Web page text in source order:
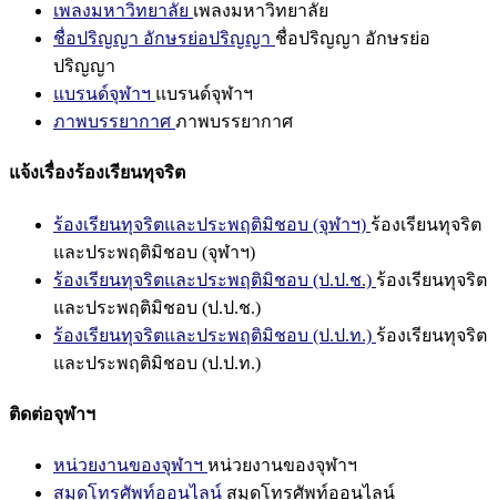
เพลงมหาวิทยาลัย เพลงมหาวิทยาลัย
ชื่อปริญญา อักษรย่อปริญญา ชื่อปริญญา อักษรย่อ
ปริญญา
แบรนด์จุฬาฯ แบรนด์จุฬาฯ
ภาพบรรยากาศ ภาพบรรยากาศ
แจ้งเรื่องร้องเรียนทุจริต
ร้องเรียนทุจริตและประพฤติมิชอบ (จุฬาฯ) ร้องเรียนทุจริต
และประพฤติมิชอบ (จุฬาฯ)
ร้องเรียนทุจริตและประพฤติมิชอบ (ป.ป.ช.) ร้องเรียนทุจริต
และประพฤติมิชอบ (ป.ป.ช.)
ร้องเรียนทุจริตและประพฤติมิชอบ (ป.ป.ท.) ร้องเรียนทุจริต
และประพฤติมิชอบ (ป.ป.ท.)
ติดต่อจุฬาฯ
หน่วยงานของจุฬาฯ หน่วยงานของจุฬาฯ
สมุดโทรศัพท์ออนไลน์ สมุดโทรศัพท์ออนไลน์